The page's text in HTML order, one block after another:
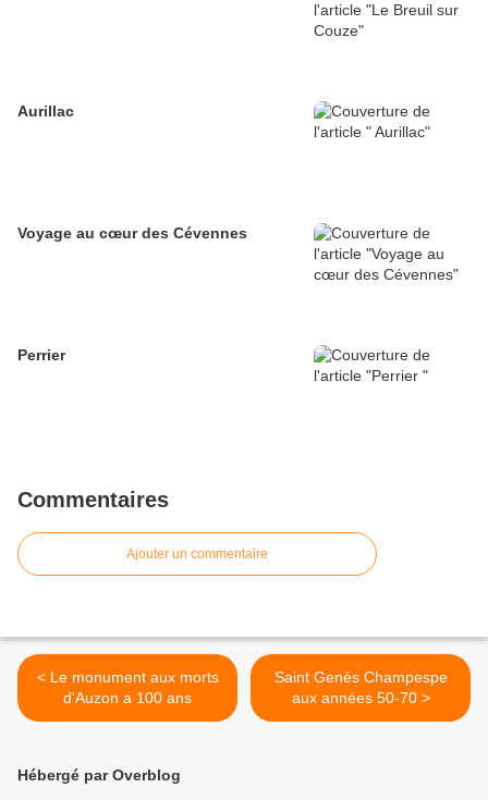
Aurillac
Voyage au cœur des Cévennes
Perrier
Commentaires
Ajouter un commentaire
< Le monument aux morts
d'Auzon a 100 ans
Saint Genès Champespe
aux années 50-70 >
Hébergé par Overblog